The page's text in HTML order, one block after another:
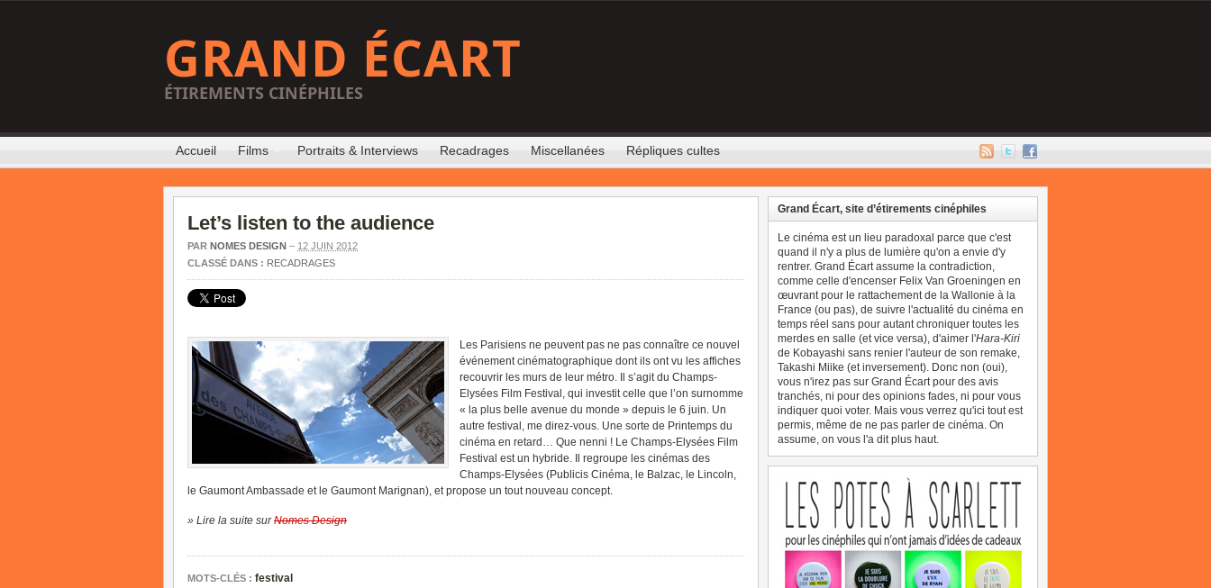
GRAND ÉCART
ÉTIREMENTS CINÉPHILES
Accueil Films Portraits & Interviews Recadrages Miscellanées Répliques cultes
Let’s listen to the audience
PAR NOMES DESIGN – 12 JUIN 2012
CLASSÉ DANS : RECADRAGES
Les Parisiens ne peuvent pas ne pas connaître ce nouvel
événement cinématographique dont ils ont vu les affiches
recouvrir les murs de leur métro. Il s’agit du Champs-
Elysées Film Festival, qui investit celle que l’on surnomme
« la plus belle avenue du monde » depuis le 6 juin. Un
autre festival, me direz-vous. Une sorte de Printemps du
cinéma en retard… Que nenni ! Le Champs-Elysées Film
Festival est un hybride. Il regroupe les cinémas des
Champs-Elysées (Publicis Cinéma, le Balzac, le Lincoln,
le Gaumont Ambassade et le Gaumont Marignan), et propose un tout nouveau concept.
» Lire la suite surNomes Design
MOTS-CLÉS : festival
Grand Écart, site d’étirements cinéphiles
Le cinéma est un lieu paradoxal parce que c'est
quand il n'y a plus de lumière qu'on a envie d'y
rentrer. Grand Écart assume la contradiction,
comme celle d'encenser Felix Van Groeningen en
œuvrant pour le rattachement de la Wallonie à la
France (ou pas), de suivre l'actualité du cinéma en
temps réel sans pour autant chroniquer toutes les
merdes en salle (et vice versa), d'aimer l'Hara-Kiri
de Kobayashi sans renier l'auteur de son remake,
Takashi Miike (et inversement). Donc non (oui),
vous n'irez pas sur Grand Écart pour des avis
tranchés, ni pour des opinions fades, ni pour vous
indiquer quoi voter. Mais vous verrez qu'ici tout est
permis, même de ne pas parler de cinéma. On
assume, on vous l'a dit plus haut.